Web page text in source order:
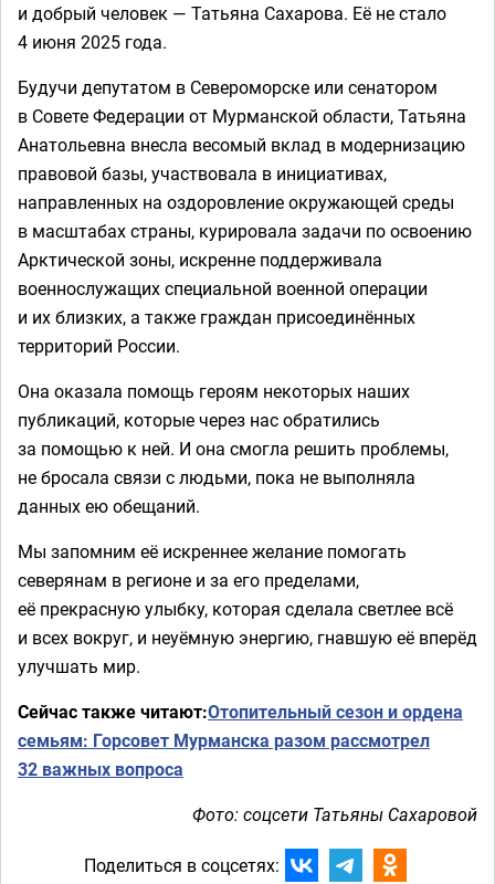
и добрый человек — Татьяна Сахарова. Её не стало
4 июня 2025 года.
Будучи депутатом в Североморске или сенатором
в Совете Федерации от Мурманской области, Татьяна
Анатольевна внесла весомый вклад в модернизацию
правовой базы, участвовала в инициативах,
направленных на оздоровление окружающей среды
в масштабах страны, курировала задачи по освоению
Арктической зоны, искренне поддерживала
военнослужащих специальной военной операции
и их близких, а также граждан присоединённых
территорий России.
Она оказала помощь героям некоторых наших
публикаций, которые через нас обратились
за помощью к ней. И она смогла решить проблемы,
не бросала связи с людьми, пока не выполняла
данных ею обещаний.
Мы запомним её искреннее желание помогать
северянам в регионе и за его пределами,
её прекрасную улыбку, которая сделала светлее всё
и всех вокруг, и неуёмную энергию, гнавшую её вперёд
улучшать мир.
Сейчас также читают:Отопительный сезон и ордена
семьям: Горсовет Мурманска разом рассмотрел
32 важных вопроса
Фото: соцсети Татьяны Сахаровой
Поделиться в соцсетях: